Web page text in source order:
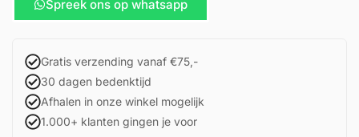
Spreek ons op whatsapp
Gratis verzending vanaf €75,-
30 dagen bedenktijd
Afhalen in onze winkel mogelijk
1.000+ klanten gingen je voor